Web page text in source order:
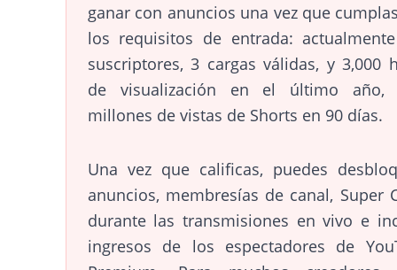
ganar con anuncios una vez que
los requisitos de entrada:
suscriptores, 3 cargas válidas, y 3,000
de visualización en el último
millones de vistas de Shorts en 90 días.
Una vez que calificas, puedes
anuncios, membresías de canal, Super
durante las transmisiones en vivo e
ingresos de los espectadores de